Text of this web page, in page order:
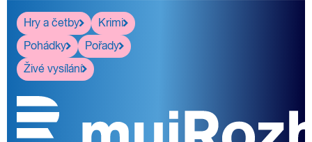
Hry a četby
Krimi
Pohádky
Pořady
Živé vysílání